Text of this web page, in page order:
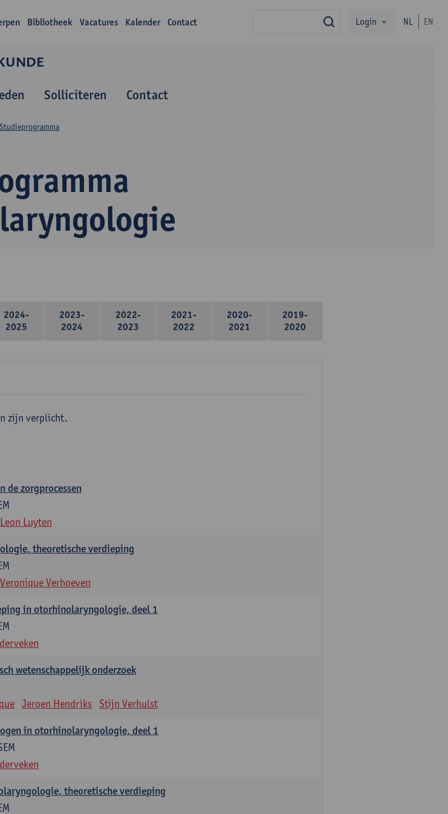
Bibliotheek Vacatures Kalender Contact zoekLogin NL EN
Solliciteren Contact
Studieprogramma
2024-
2025
2023-
2024
2022-
2023
2021-
2022
2020-
2021
2019-
2020
zijn verplicht.
de zorgprocessen
Leon Luyten
theoretische verdieping
Veronique Verhoeven
in otorhinolaryngologie, deel 1
wetenschappelijk onderzoek
Jeroen Hendriks Stijn Verhulst
in otorhinolaryngologie, deel 1
theoretische verdieping